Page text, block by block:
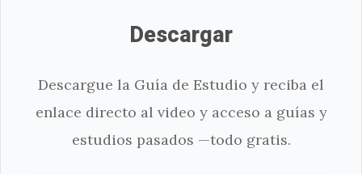
Descargar
Descargue la Guía de Estudio y reciba el
enlace directo al video y acceso a guías y
estudios pasados —todo gratis.